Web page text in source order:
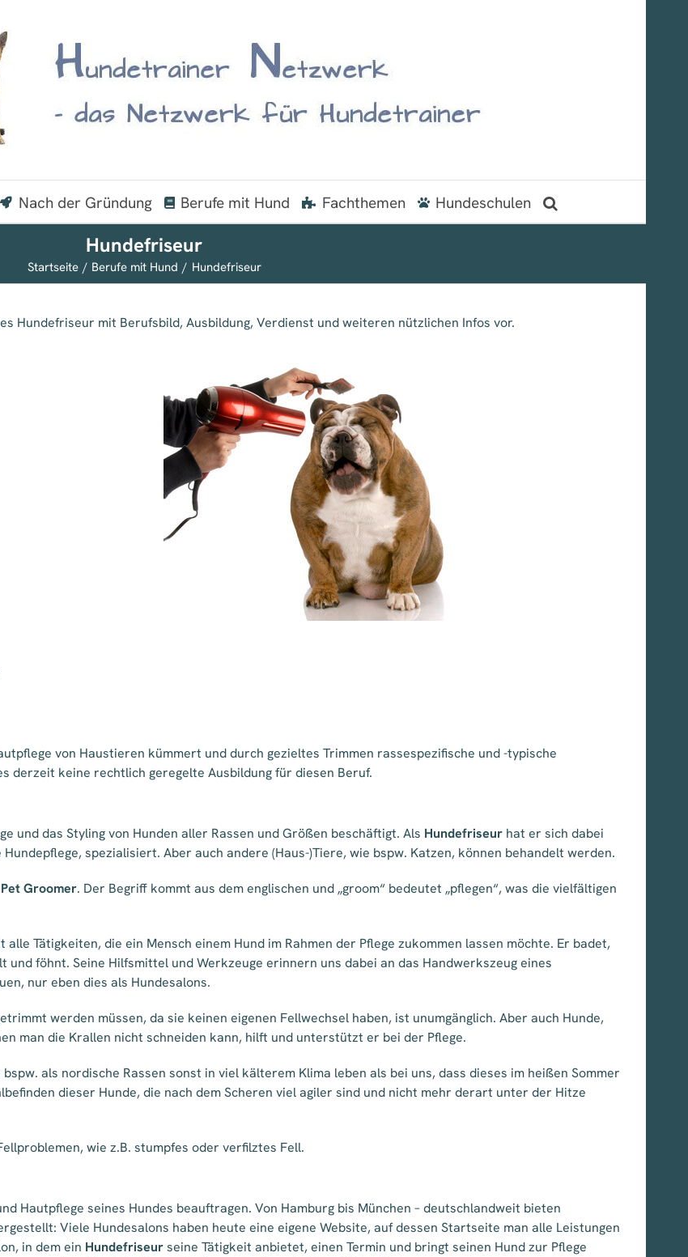
Nach der Gründung Berufe mit Hund Fachthemen Hundeschulen
Hundefriseur
Startseite Berufe mit Hund Hundefriseur
Hundefriseur mit Berufsbild, Ausbildung, Verdienst und weiteren nützlichen Infos vor.
von Haustieren kümmert und durch gezieltes Trimmen rassespezifische und -typische
derzeit keine rechtlich geregelte Ausbildung für diesen Beruf.
und das Styling von Hunden aller Rassen und Größen beschäftigt. Als Hundefriseur hat er sich dabei
spezialisiert. Aber auch andere (Haus-)Tiere, wie bspw. Katzen, können behandelt werden.
Pet Groomer. Der Begriff kommt aus dem englischen und „groom“ bedeutet „pflegen“, was die vielfältigen
alle Tätigkeiten, die ein Mensch einem Hund im Rahmen der Pflege zukommen lassen möchte. Er badet,
föhnt. Seine Hilfsmittel und Werkzeuge erinnern uns dabei an das Handwerkszeug eines
nur eben dies als Hundesalons.
werden müssen, da sie keinen eigenen Fellwechsel haben, ist unumgänglich. Aber auch Hunde,
man die Krallen nicht schneiden kann, hilft und unterstützt er bei der Pflege.
als nordische Rassen sonst in viel kälterem Klima leben als bei uns, dass dieses im heißen Sommer
dieser Hunde, die nach dem Scheren viel agiler sind und nicht mehr derart unter der Hitze
wie z.B. stumpfes oder verfilztes Fell.
Hautpflege seines Hundes beauftragen. Von Hamburg bis München – deutschlandweit bieten
Viele Hundesalons haben heute eine eigene Website, auf dessen Startseite man alle Leistungen
in dem ein Hundefriseurseine Tätigkeit anbietet, einen Termin und bringt seinen Hund zur Pflege